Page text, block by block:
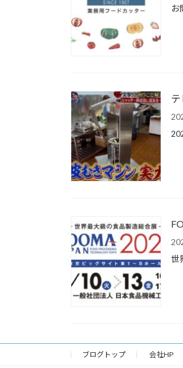
お
世
ブログトップ 会社HP